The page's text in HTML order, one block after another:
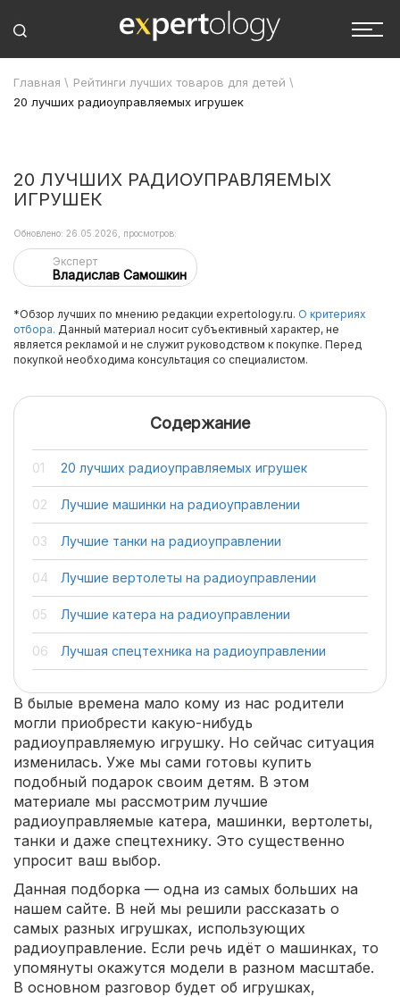
Главная \ Рейтинги лучших товаров для детей \
20 лучших радиоуправляемых игрушек
20 ЛУЧШИХ РАДИОУПРАВЛЯЕМЫХ
ИГРУШЕК
Эксперт
Владислав Самошкин
Обновлено: 26.05.2026, просмотров:
*Обзор лучших по мнению редакции expertology.ru. О критериях
отбора. Данный материал носит субъективный характер, не
является рекламой и не служит руководством к покупке. Перед
покупкой необходима консультация со специалистом.
Содержание
20 лучших радиоуправляемых игрушек
Лучшие машинки на радиоуправлении
Лучшие танки на радиоуправлении
Лучшие вертолеты на радиоуправлении
Лучшие катера на радиоуправлении
Лучшая спецтехника на радиоуправлении
В былые времена мало кому из нас родители
могли приобрести какую-нибудь
радиоуправляемую игрушку. Но сейчас ситуация
изменилась. Уже мы сами готовы купить
подобный подарок своим детям. В этом
материале мы рассмотрим лучшие
радиоуправляемые катера, машинки, вертолеты,
танки и даже спецтехнику. Это существенно
упросит ваш выбор.
Данная подборка — одна из самых больших на
нашем сайте. В ней мы решили рассказать о
самых разных игрушках, использующих
радиоуправление. Если речь идёт о машинках, то
упомянуты окажутся модели в разном масштабе.
В основном разговор будет об игрушках,